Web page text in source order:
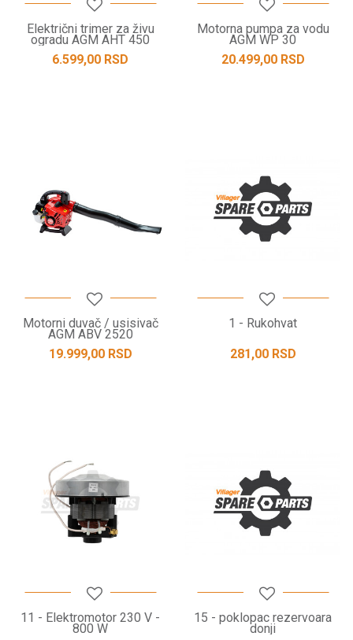
Električni trimer za živu
ogradu AGM AHT 450
6.599,00 RSD
Motorna pumpa za vodu
AGM WP 30
20.499,00 RSD
Motorni duvač / usisivač
AGM ABV 2520
19.999,00 RSD
1 - Rukohvat
281,00 RSD
11 - Elektromotor 230 V -
800 W
15 - poklopac rezervoara
donji